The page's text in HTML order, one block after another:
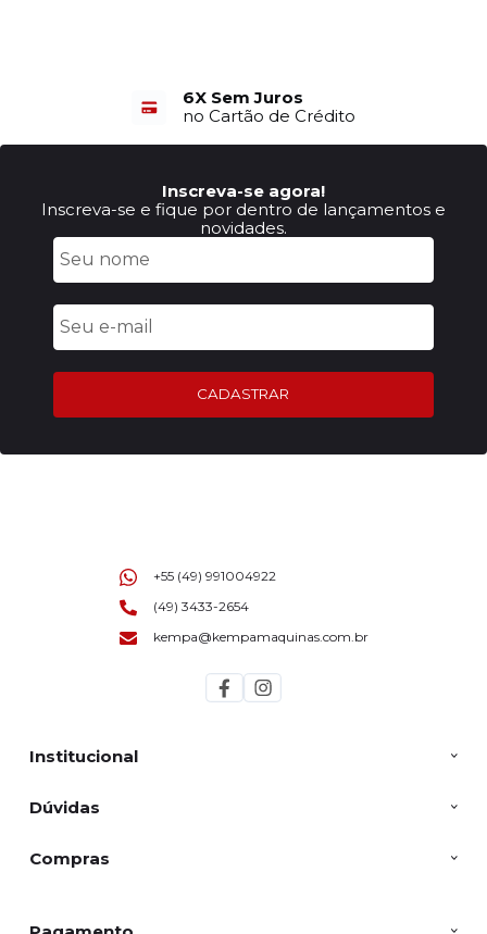
6X Sem Juros
no Cartão de Crédito
Inscreva-se agora!
Inscreva-se e fique por dentro de lançamentos e
novidades.
CADASTRAR
Institucional
Dúvidas
Compras
+55 (49) 991004922
(49) 3433-2654
kempa@kempamaquinas.com.br